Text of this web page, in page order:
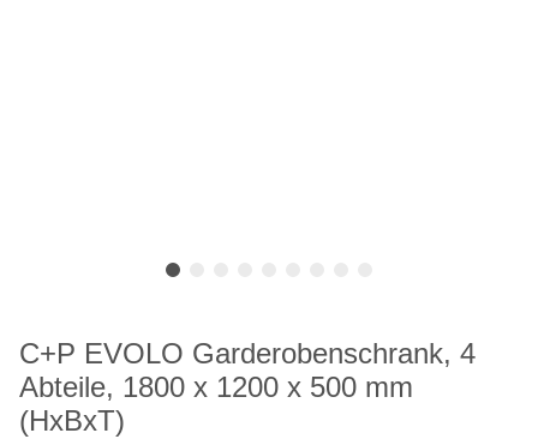
C+P EVOLO Garderobenschrank, 4
Abteile, 1800 x 1200 x 500 mm
(HxBxT)